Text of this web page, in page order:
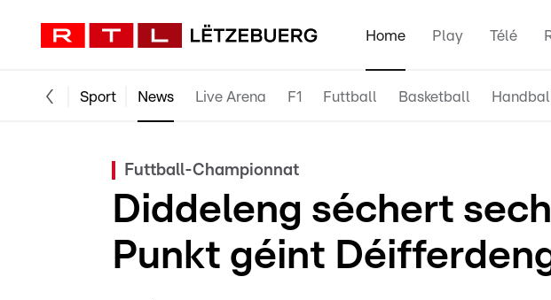
Home Play Télé
Sport News Live Arena F1 Futtball Basketball
Futtball-Championnat
Diddeleng séchert
Punkt géint